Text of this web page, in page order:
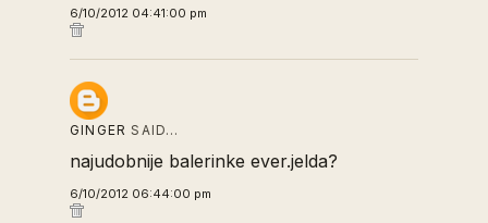
6/10/2012 04:41:00 pm
GINGER SAID…
najudobnije balerinke ever.jelda?
6/10/2012 06:44:00 pm